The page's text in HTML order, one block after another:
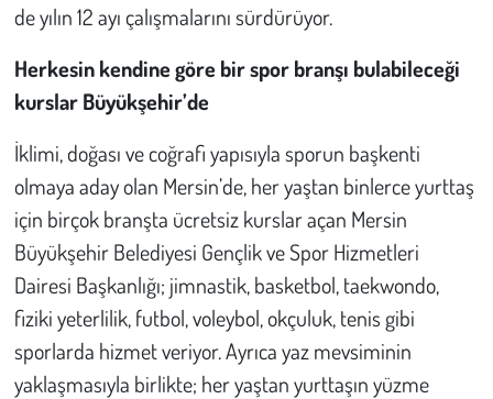
de yılın 12 ayı çalışmalarını sürdürüyor.
Herkesin kendine göre bir spor branşı bulabileceği
kurslar Büyükşehir’de
İklimi, doğası ve coğrafi yapısıyla sporun başkenti
olmaya aday olan Mersin’de, her yaştan binlerce yurttaş
için birçok branşta ücretsiz kurslar açan Mersin
Büyükşehir Belediyesi Gençlik ve Spor Hizmetleri
Dairesi Başkanlığı; jimnastik, basketbol, taekwondo,
fiziki yeterlilik, futbol, voleybol, okçuluk, tenis gibi
sporlarda hizmet veriyor. Ayrıca yaz mevsiminin
yaklaşmasıyla birlikte; her yaştan yurttaşın yüzme